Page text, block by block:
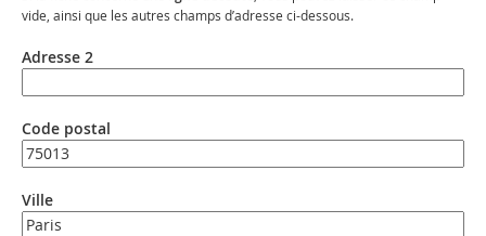
vide, ainsi que les autres champs d’adresse ci-dessous.
Adresse 2
Code postal
Ville